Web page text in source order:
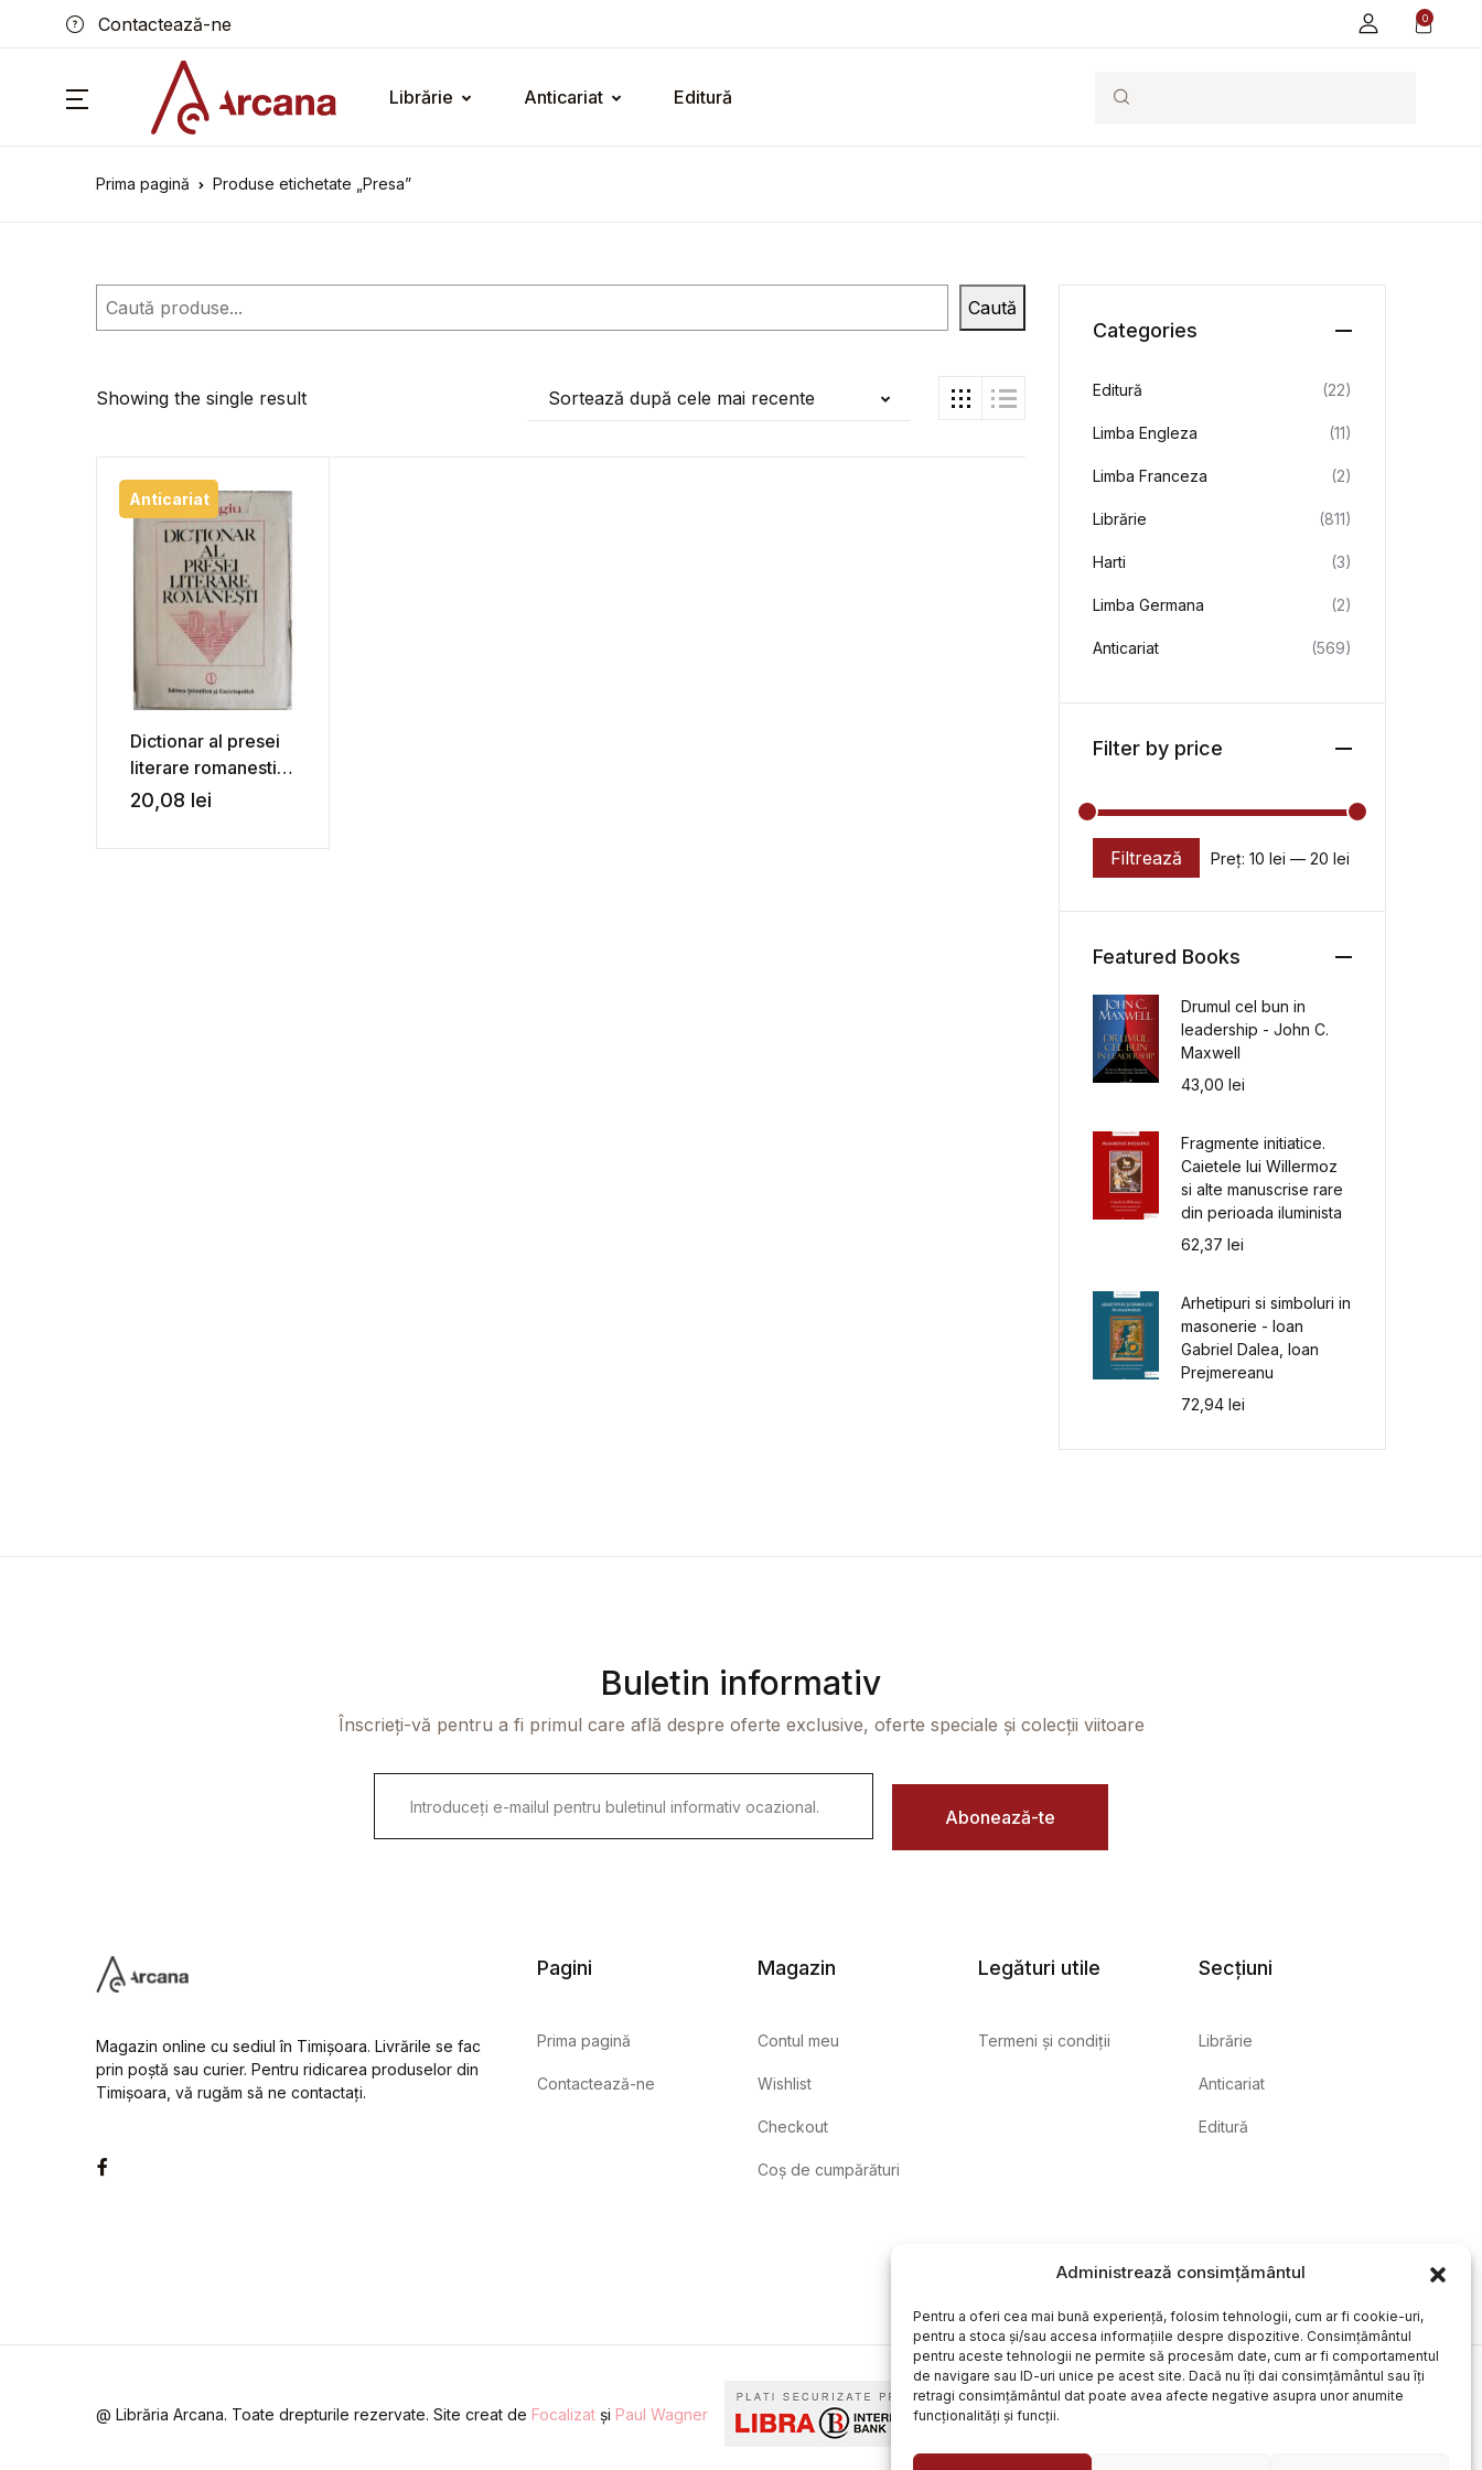
Administrează consimțământul
Pentru a oferi cea mai bună experiență, folosim tehnologii, cum ar fi cookie-uri,
pentru a stoca și/sau accesa informațiile despre dispozitive. Consimțământul
pentru aceste tehnologii ne permite să procesăm date, cum ar fi comportamentul
de navigare sau ID-uri unice pe acest site. Dacă nu îți dai consimțământul sau îți
retragi consimțământul dat poate avea afecte negative asupra unor anumite
funcționalități și funcții.
Contactează-ne 0
Librărie Anticariat Editură Search
Prima pagină Produse etichetate „Presa”
Caută Caută
Showing the single result Sortează după cele mai recente
Anticariat
Dictionar al presei
literare romanesti
(1790-1982) – I.
20,08 lei
Categories
Editură (22)
Limba Engleza (11)
Limba Franceza (2)
Librărie (811)
Harti (3)
Limba Germana (2)
Anticariat (569)
Filter by price
Preț minim
Preț maxim
Filtrează Preț:10 lei —20 lei
Featured Books
Drumul cel bun in
leadership - John C.
Maxwell
43,00lei
Fragmente initiatice.
Caietele lui Willermoz
si alte manuscrise rare
din perioada iluminista
62,37lei
Arhetipuri si simboluri in
masonerie - Ioan
Gabriel Dalea, Ioan
Prejmereanu
72,94lei
Buletin informativ
Înscrieți-vă pentru a fi primul care află despre oferte exclusive, oferte speciale și colecții viitoare
i
Abonează-te
Magazin online cu sediul în Timișoara. Livrările se fac
prin poștă sau curier. Pentru ridicarea produselor din
Timișoara, vă rugăm să ne contactați.
Pagini
Prima pagină
Contactează-ne
Magazin
Contul meu
Wishlist
Checkout
Coș de cumpărături
Legături utile
Termeni și condiții
Secțiuni
Librărie
Anticariat
Editură
@ Librăria Arcana. Toate drepturile rezervate. Site creat de Focalizat și Paul Wagner